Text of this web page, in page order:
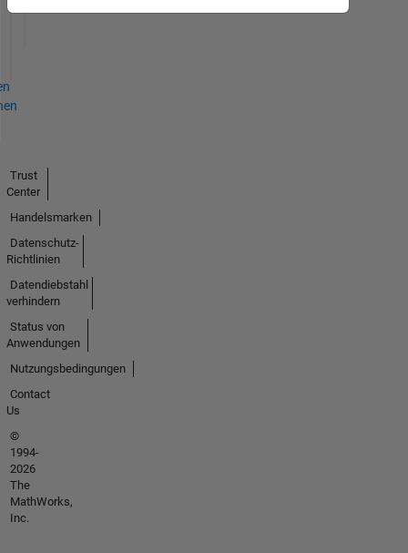
Trust
Center
Handelsmarken
Datenschutz-
Richtlinien
Datendiebstahl
verhindern
Status von
Anwendungen
Nutzungsbedingungen
Contact
Us
©
1994-
2026
The
MathWorks,
Inc.